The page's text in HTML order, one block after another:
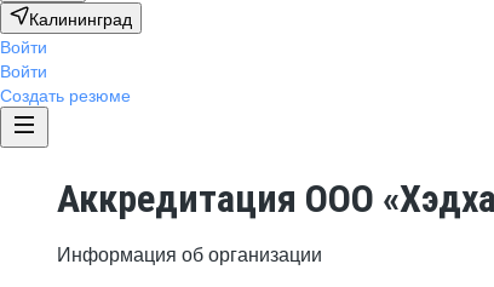
Калининград
Войти
Войти
Создать резюме
Аккредитация ООО
Информация об организации